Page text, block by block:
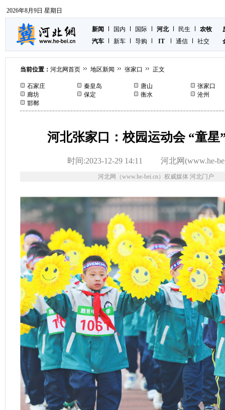
2026年8月9日 星期日
新闻 国内 国际 河北 民生
农牧
汽车
新车 导购 IT 通信 社交
当前位置： 河北网首页 地区新闻 张家口 正文
石家庄 秦皇岛 唐山
张家口
廊坊
保定 衡水
沧州
邯郸
河北张家口：校园运动会 “童星
时间:2023-12-29 14:11 河北网(www.he-
河北网（www.he-bei.cn）权威媒体 河北门户